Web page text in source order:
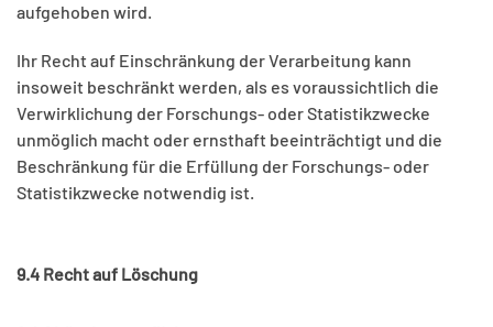
aufgehoben wird.
Ihr Recht auf Einschränkung der Verarbeitung kann
insoweit beschränkt werden, als es voraussichtlich die
Verwirklichung der Forschungs- oder Statistikzwecke
unmöglich macht oder ernsthaft beeinträchtigt und die
Beschränkung für die Erfüllung der Forschungs- oder
Statistikzwecke notwendig ist.
9.4 Recht auf Löschung